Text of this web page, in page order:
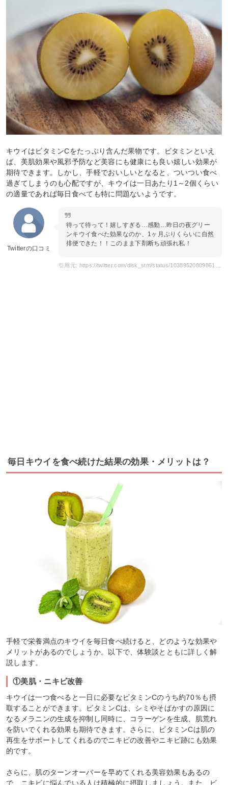
キウイはビタミンCをたっぷり含んだ果物です。ビタミンといえ
ば、美肌効果や風邪予防など美容にも健康にも良い嬉しい効果が
期待できます。しかし、手軽でおいしいとなると、ついつい食べ
過ぎてしまうのも心配ですが、キウイは一日あたり1～2個くらい
の適量であれば毎日食べても特に問題ないようです。
Twitterの口コミ
待って待って！嬉しすぎる…感動…昨日の夜グリー
ンキウイ食べた効果なのか、1ヶ月ぶりくらいに自然
排便できた！！このまま下剤断ち頑張れ私！
毎日キウイを食べ続けた結果の効果・メリットは？
手軽で栄養満点のキウイを毎日食べ続けると、どのような効果や
メリットがあるのでしょうか。以下で、体験談とともに詳しく解
説します。
①美肌・ニキビ改善
キウイは一つ食べると一日に必要なビタミンCのうち約70％も摂
取することができます。ビタミンCは、シミやそばかすの原因に
なるメラニンの生成を抑制し同時に、コラーゲンを生成、肌荒れ
を防いでくれる効果も期待できます。さらに、ビタミンCは肌の
再生をサポートしてくれるのでニキビの改善やニキビ跡にも効果
的です。
さらに、肌のターンオーバーを早めてくれる美容効果もあるの
で、ニキビに悩んでいる人は積極的に摂取しましょう。また、ビ